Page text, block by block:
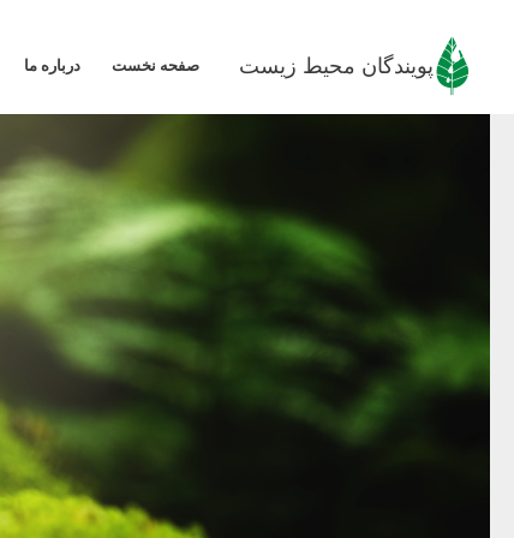
پویندگان محیط زیست صفحه نخست درباره ما